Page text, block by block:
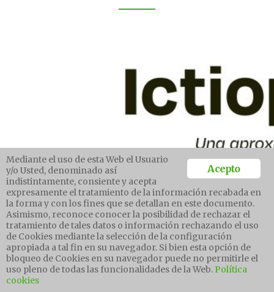
Acepto
Mediante el uso de esta Web el Usuario
y/o Usted, denominado así
indistintamente, consiente y acepta
expresamente el tratamiento de la información recabada en
la forma y con los fines que se detallan en este documento.
Asimismo, reconoce conocer la posibilidad de rechazar el
tratamiento de tales datos o información rechazando el uso
de Cookies mediante la selección de la configuración
apropiada a tal fin en su navegador. Si bien esta opción de
bloqueo de Cookies en su navegador puede no permitirle el
uso pleno de todas las funcionalidades de la Web. Política
cookies